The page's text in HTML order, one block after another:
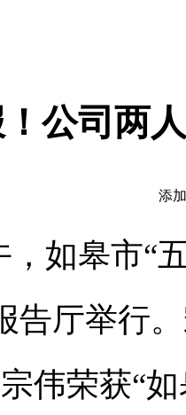
公司两
添
，如皋市“
告厅举行
伟荣获“